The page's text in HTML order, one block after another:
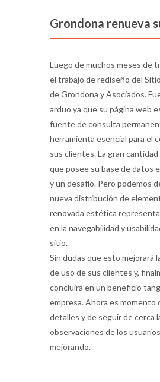
Grondona renueva
Luego de muchos meses de
el trabajo de rediseño del
de Grondona y Asociados.
arduo ya que su página web
fuente de consulta
herramienta esencial para el
sus clientes. La gran
que posee su base de datos
y un desafío. Pero podemos
nueva distribución de
renovada estética
en la navegabilidad y
sitio.
Sin dudas que esto mejorará
de uso de sus clientes y,
concluirá en un beneficio
empresa. Ahora es momento
detalles y de seguir de cerca
observaciones de los
mejorando.